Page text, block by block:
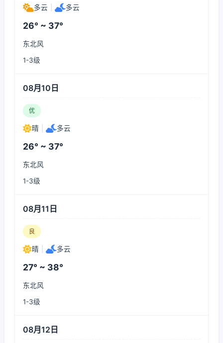
多云 多云
26° ~ 37°
东北风
1-3级
08月10日
优
晴 多云
26° ~ 37°
东北风
1-3级
08月11日
良
晴 多云
27° ~ 38°
东北风
1-3级
08月12日